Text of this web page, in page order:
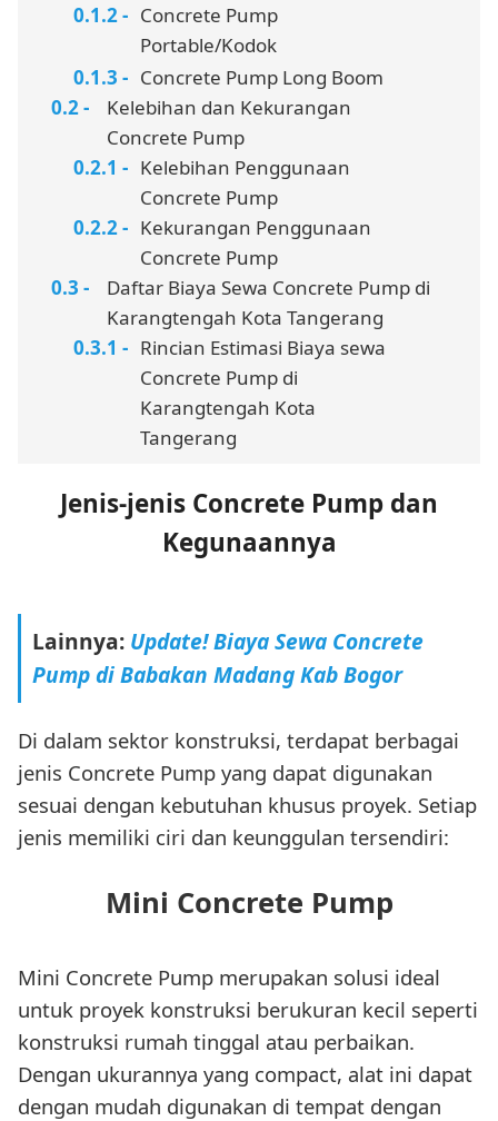
Concrete Pump
Portable/Kodok
Concrete Pump Long Boom
Kelebihan dan Kekurangan
Concrete Pump
Kelebihan Penggunaan
Concrete Pump
Kekurangan Penggunaan
Concrete Pump
Daftar Biaya Sewa Concrete Pump di
Karangtengah Kota Tangerang
Rincian Estimasi Biaya sewa
Concrete Pump di
Karangtengah Kota
Tangerang
Jenis-jenis Concrete Pump dan
Kegunaannya
Lainnya: Update! Biaya Sewa Concrete
Pump di Babakan Madang Kab Bogor
Di dalam sektor konstruksi, terdapat berbagai
jenis Concrete Pump yang dapat digunakan
sesuai dengan kebutuhan khusus proyek. Setiap
jenis memiliki ciri dan keunggulan tersendiri:
Mini Concrete Pump
Mini Concrete Pump merupakan solusi ideal
untuk proyek konstruksi berukuran kecil seperti
konstruksi rumah tinggal atau perbaikan.
Dengan ukurannya yang compact, alat ini dapat
dengan mudah digunakan di tempat dengan